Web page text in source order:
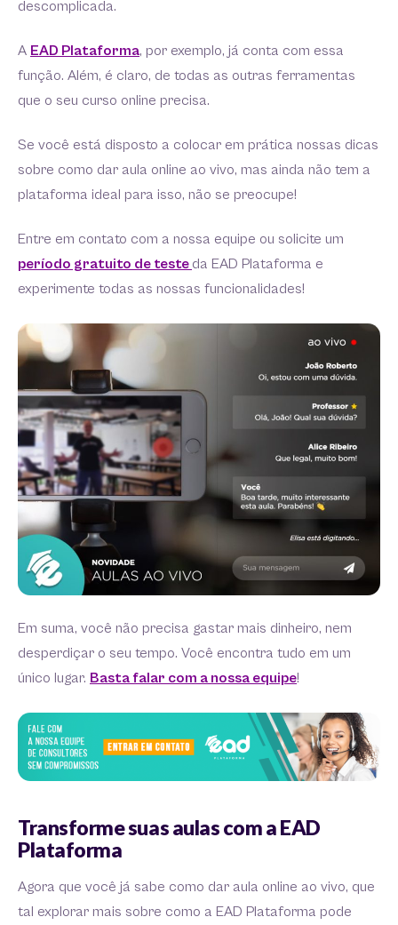
descomplicada.
A EAD Plataforma, por exemplo, já conta com essa
função. Além, é claro, de todas as outras ferramentas
que o seu curso online precisa.
Se você está disposto a colocar em prática nossas dicas
sobre como dar aula online ao vivo, mas ainda não tem a
plataforma ideal para isso, não se preocupe!
Entre em contato com a nossa equipe ou solicite um
período gratuito de teste da EAD Plataforma e
experimente todas as nossas funcionalidades!
Em suma, você não precisa gastar mais dinheiro, nem
desperdiçar o seu tempo. Você encontra tudo em um
único lugar. Basta falar com a nossa equipe!
Transforme suas aulas com a EAD
Plataforma
Agora que você já sabe como dar aula online ao vivo, que
tal explorar mais sobre como a EAD Plataforma pode